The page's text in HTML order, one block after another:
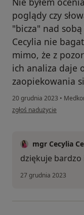
poglądy czy
"bicza" nad
Cecylia nie
mimo, że z
ich analiza daje
zaopiekowania
20 grudnia 2023 •
w opinii użytkownika
zgłoś nadużycie
mgr Cecylia
dziękuje
27 grudnia 2023